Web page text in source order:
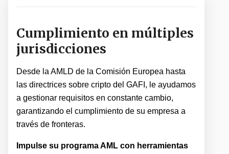
Cumplimiento en múltiples
jurisdicciones
Desde la AMLD de la Comisión Europea hasta
las directrices sobre cripto del GAFI, le ayudamos
a gestionar requisitos en constante cambio,
garantizando el cumplimiento de su empresa a
través de fronteras.
Impulse su programa AML con herramientas